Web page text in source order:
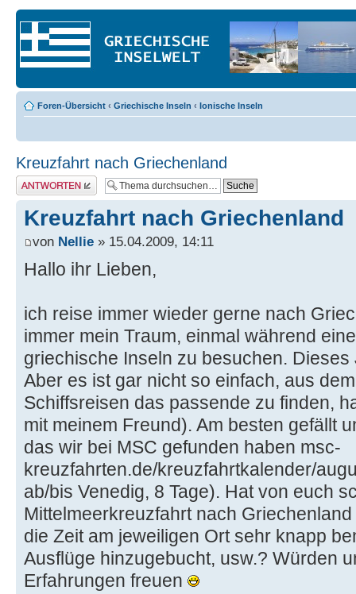
Foren-Übersicht ‹ Griechische Inseln ‹ Ionische Inseln
Kreuzfahrt nach Griechenland
Antwort erstellen
Kreuzfahrt nach Griechenland
von Nellie » 15.04.2009, 14:11
Hallo ihr Lieben,
ich reise immer wieder gerne nach
immer mein Traum, einmal während
griechische Inseln zu besuchen.
Aber es ist gar nicht so einfach, aus
Schiffsreisen das passende zu finden,
mit meinem Freund). Am besten gefällt
das wir bei MSC gefunden haben msc-
kreuzfahrten.de/kreuzfahrtkalender/
ab/bis Venedig, 8 Tage). Hat von euch
Mittelmeerkreuzfahrt nach
die Zeit am jeweiligen Ort sehr knapp
Ausflüge hinzugebucht, usw.? Würden
Erfahrungen freuen